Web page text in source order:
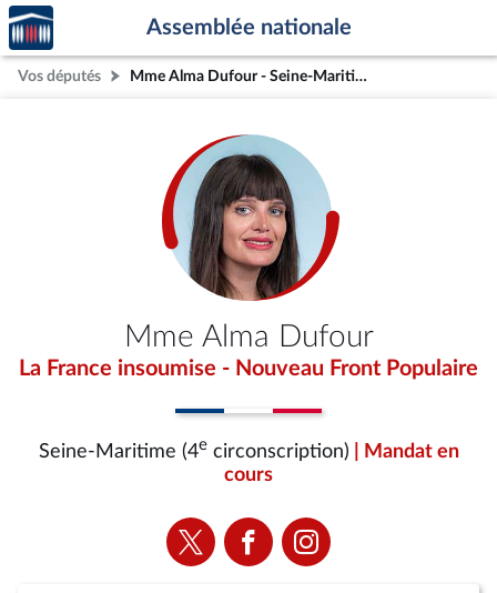
Aller au contenu
Aller en bas de la page
Accèder
à la
page
d'accueil
Assemblée nationale
Vos députés Mme Alma Dufour - Seine-Maritime (4e circonscription)
Mme Alma Dufour
La France insoumise - Nouveau Front Populaire
Seine-Maritime (4ecirconscription)
| Mandat en
cours
Voir
la
Voir
la
Voir
la